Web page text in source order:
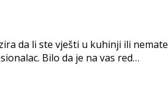
da li ste vješti u kuhinji ili nemate
Bilo da je na vas red…